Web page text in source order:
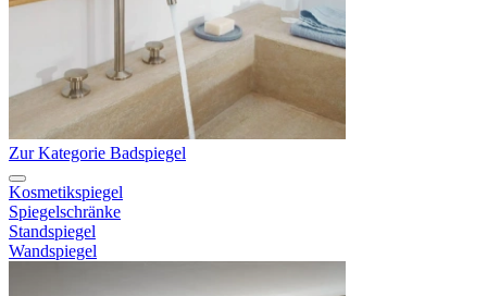
Zur Kategorie Badspiegel
Kosmetikspiegel
Spiegelschränke
Standspiegel
Wandspiegel